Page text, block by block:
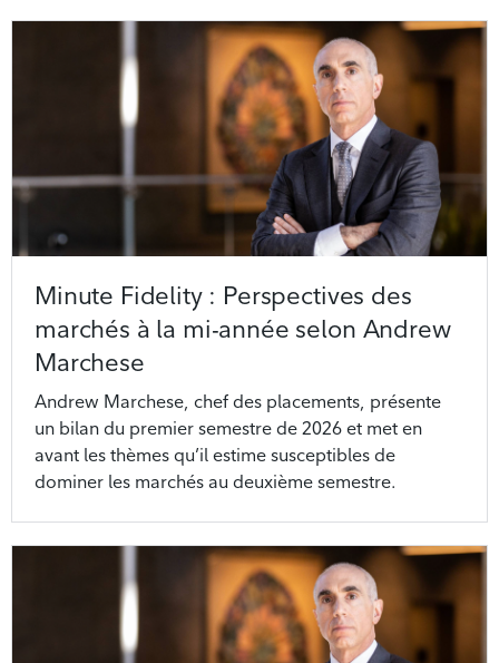
Minute Fidelity : Perspectives des
marchés à la mi-année selon Andrew
Marchese
Andrew Marchese, chef des placements, présente
un bilan du premier semestre de 2026 et met en
avant les thèmes qu’il estime susceptibles de
dominer les marchés au deuxième semestre.